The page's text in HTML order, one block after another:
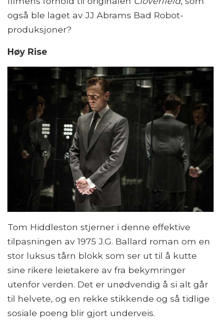
også ble laget av JJ Abrams Bad Robot-
produksjoner?
Høy Rise
Tom Hiddleston stjerner i denne effektive
tilpasningen av 1975 J.G. Ballard roman om en
stor luksus tårn blokk som ser ut til å kutte
sine rikere leietakere av fra bekymringer
utenfor verden. Det er unødvendig å si alt går
til helvete, og en rekke stikkende og så tidlige
sosiale poeng blir gjort underveis.